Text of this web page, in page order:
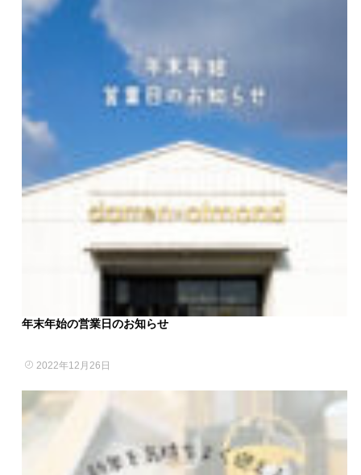
年末年始の営業日のお知らせ
2022年12月26日